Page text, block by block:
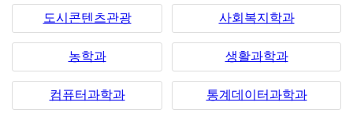
도시콘텐츠관광 사회복지학과
농학과 생활과학과
컴퓨터과학과 통계데이터과학과